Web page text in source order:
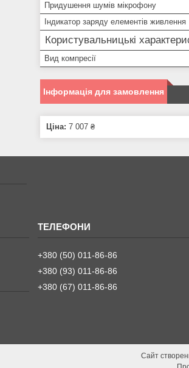
Придушення шумів мікрофону
Індикатор заряду елементів живлення
Користувальницькі
Вид компресії
Інформація для замовлення
Ціна: 7 007 ₴
+380 (50) 011-86-86
+380 (93) 011-86-86
+380 (67) 011-86-86
Сайт